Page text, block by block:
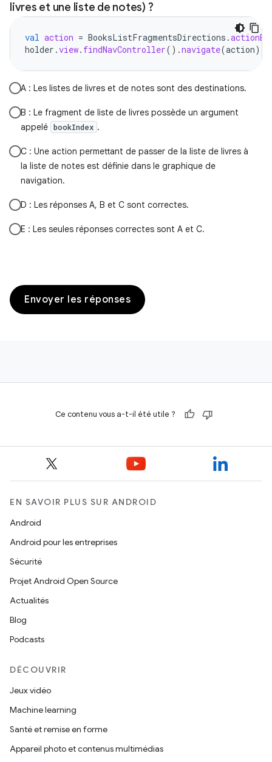
livres et une liste de notes) ?
val action = BooksListFragmentsDirections .
holder .view. findNavController().navigate(action)
A : Les listes de livres et de notes sont des destinations.
B : Le fragment de liste de livres possède un argument
appelé bookIndex .
C : Une action permettant de passer de la liste de livres à
la liste de notes est définie dans le graphique de
navigation.
D : Les réponses A, B et C sont correctes.
E : Les seules réponses correctes sont A et C.
Envoyer les réponses
Ce contenu vous a-t-il été utile ?
EN SAVOIR PLUS SUR ANDROID
Android
Android pour les entreprises
Sécurité
Projet Android Open Source
Actualités
Blog
Podcasts
DÉCOUVRIR
Jeux vidéo
Machine learning
Santé et remise en forme
Appareil photo et contenus multimédias